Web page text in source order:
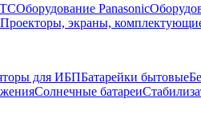
Оборудование Panasonic
Проекторы, экраны,
для ИБПБатарейки бытовые
Солнечные батареи